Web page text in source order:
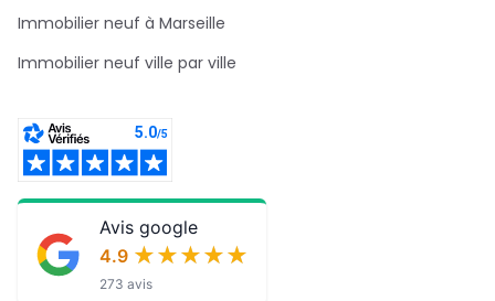
Immobilier neuf à Marseille
Immobilier neuf ville par ville
Avis google
4.9 ★★★★★
★★★★★
273 avis